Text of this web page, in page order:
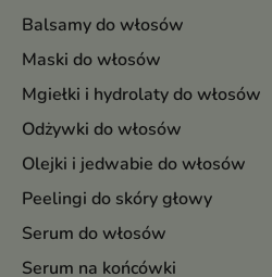
Balsamy do włosów
Maski do włosów
Mgiełki i hydrolaty do włosów
Odżywki do włosów
Olejki i jedwabie do włosów
Peelingi do skóry głowy
Serum do włosów
Serum na końcówki